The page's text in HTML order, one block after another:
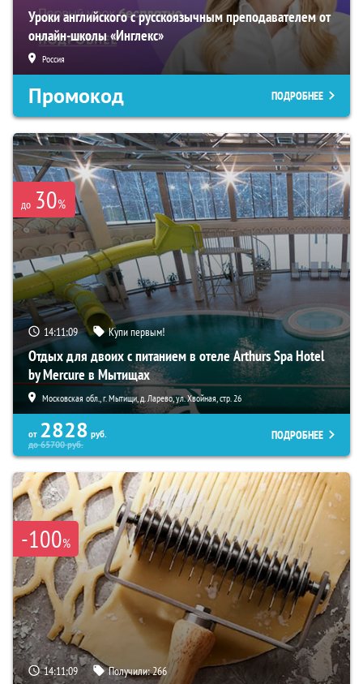
Уроки английского с русскоязычным преподавателем от
онлайн-школы «Инглекс»
Россия
Промокод ПОДРОБНЕЕ
до 30%
14:11:08 Купи первым!
Отдых для двоих с питанием в отеле Arthurs Spa Hotel
by Mercure в Мытищах
Московская обл., г. Мытищи, д. Ларево, ул. Хвойная, стр. 26
от 2828 руб.
до65700руб.
ПОДРОБНЕЕ
-100%
14:11:08 Получили:266